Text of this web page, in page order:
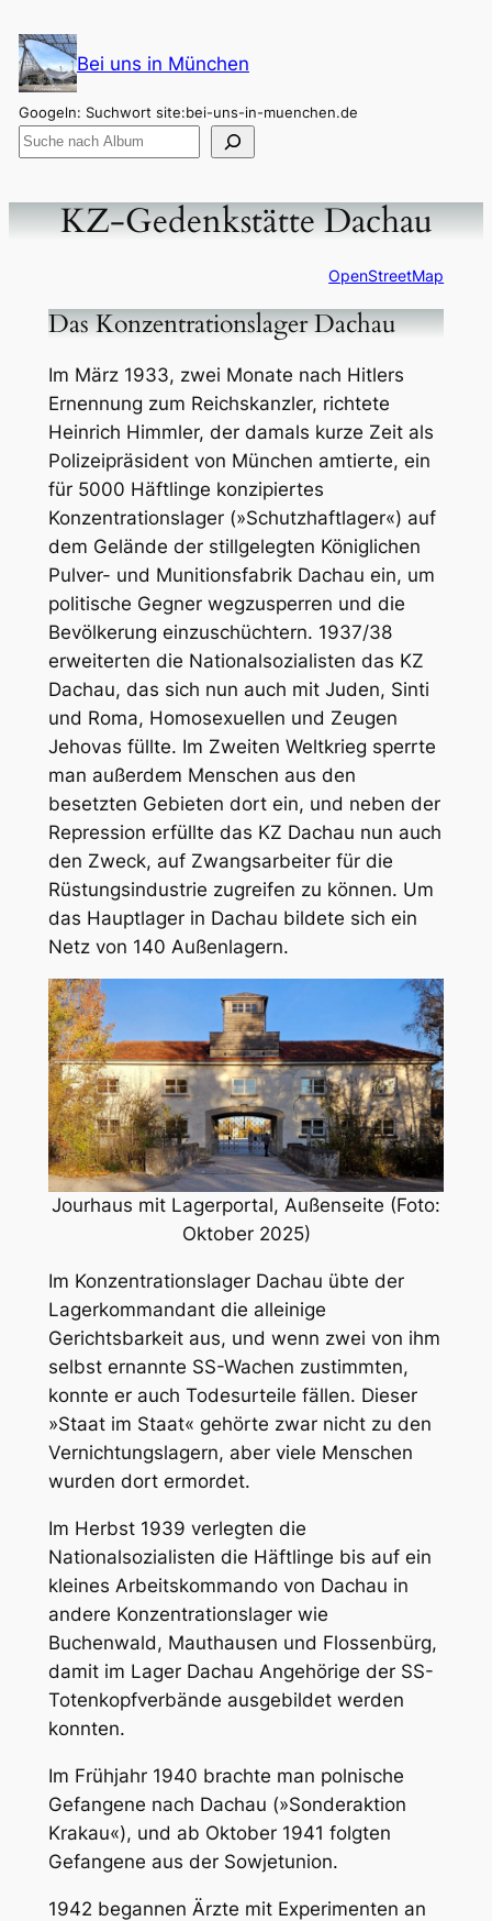
Inhalt
springen
Bei uns in München
Googeln: Suchwort site:bei-uns-in-muenchen.de
KZ-Gedenkstätte Dachau
OpenStreetMap
Das Konzentrationslager Dachau
Im März 1933, zwei Monate nach Hitlers
Ernennung zum Reichskanzler, richtete
Heinrich Himmler, der damals kurze Zeit als
Polizeipräsident von München amtierte, ein
für 5000 Häftlinge konzipiertes
Konzentrationslager (»Schutzhaftlager«) auf
dem Gelände der stillgelegten Königlichen
Pulver- und Munitionsfabrik Dachau ein, um
politische Gegner wegzusperren und die
Bevölkerung einzuschüchtern. 1937/38
erweiterten die Nationalsozialisten das KZ
Dachau, das sich nun auch mit Juden, Sinti
und Roma, Homosexuellen und Zeugen
Jehovas füllte. Im Zweiten Weltkrieg sperrte
man außerdem Menschen aus den
besetzten Gebieten dort ein, und neben der
Repression erfüllte das KZ Dachau nun auch
den Zweck, auf Zwangsarbeiter für die
Rüstungsindustrie zugreifen zu können. Um
das Hauptlager in Dachau bildete sich ein
Netz von 140 Außenlagern.
Jourhaus mit Lagerportal, Außenseite (Foto:
Oktober 2025)
Im Konzentrationslager Dachau übte der
Lagerkommandant die alleinige
Gerichtsbarkeit aus, und wenn zwei von ihm
selbst ernannte SS-Wachen zustimmten,
konnte er auch Todesurteile fällen. Dieser
»Staat im Staat« gehörte zwar nicht zu den
Vernichtungslagern, aber viele Menschen
wurden dort ermordet.
Im Herbst 1939 verlegten die
Nationalsozialisten die Häftlinge bis auf ein
kleines Arbeitskommando von Dachau in
andere Konzentrationslager wie
Buchenwald, Mauthausen und Flossenbürg,
damit im Lager Dachau Angehörige der SS-
Totenkopfverbände ausgebildet werden
konnten.
Im Frühjahr 1940 brachte man polnische
Gefangene nach Dachau (»Sonderaktion
Krakau«), und ab Oktober 1941 folgten
Gefangene aus der Sowjetunion.
1942 begannen Ärzte mit Experimenten an